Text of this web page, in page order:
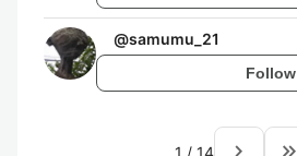
@samumu_21
Follow
1 / 14